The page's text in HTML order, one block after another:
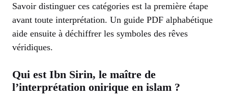
Savoir distinguer ces catégories est la première étape
avant toute interprétation. Un guide PDF alphabétique
aide ensuite à déchiffrer les symboles des rêves
véridiques.
Qui est Ibn Sirin, le maître de
l’interprétation onirique en islam ?